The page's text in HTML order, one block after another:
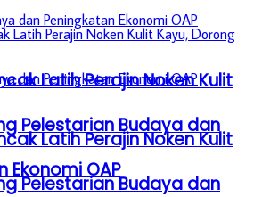
Latih Perajin Noken Kulit
Pelestarian Budaya dan
Ekonomi OAP
Latih Perajin Noken Kulit
Pelestarian Budaya dan